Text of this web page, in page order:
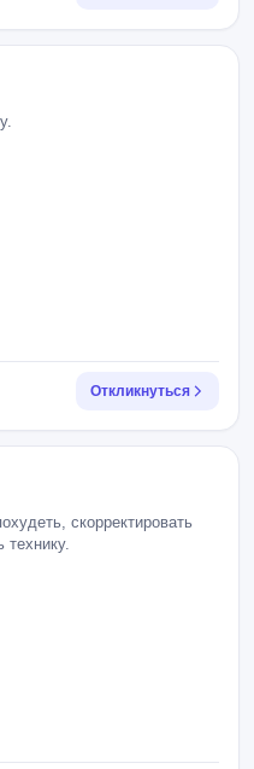
Откликнуться
скорректировать
технику.